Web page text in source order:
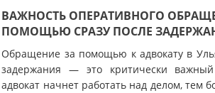
ВАЖНОСТЬ ОПЕРАТИВНОГО
ПОМОЩЬЮ СРАЗУ ПОСЛЕ
Обращение за помощью к адвокату в
задержания — это критически
адвокат начнет работать над делом, тем